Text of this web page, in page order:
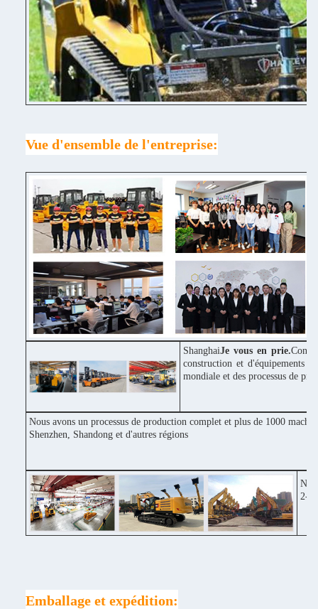
Vue d'ensemble de l'entreprise:
ShanghaiJe vous en prie.
construction et d'équipements
mondiale et des processus de
Nous avons un processus de production complet et plus de 1000
Shenzhen, Shandong et d'autres régions
2-3
Emballage et expédition: